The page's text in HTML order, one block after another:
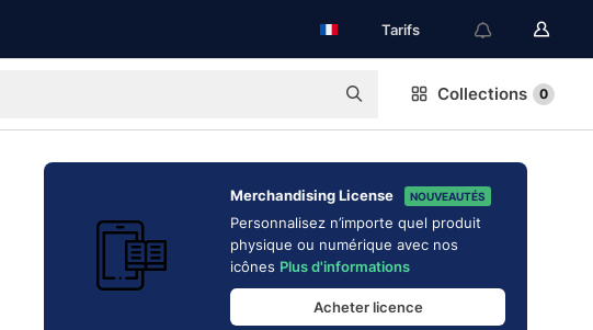
Tarifs
Collections 0
Merchandising License NOUVEAUTÉS
Personnalisez n’importe quel produit
physique ou numérique avec nos
icônes Plus d'informations
Acheter licence